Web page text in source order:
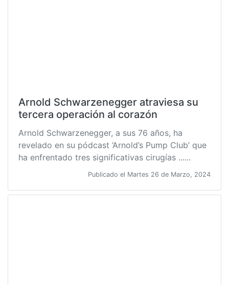
Arnold Schwarzenegger atraviesa su
tercera operación al corazón
Arnold Schwarzenegger, a sus 76 años, ha
revelado en su pódcast ‘Arnold’s Pump Club’ que
ha enfrentado tres significativas cirugías ......
Publicado el Martes 26 de Marzo, 2024